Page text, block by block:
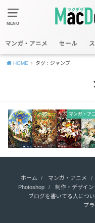
MENU
マンガ・アニメ セール
HOME タグ : ジャンプ
マンガ・ア
ホーム マンガ・アニメ
Photoshop
制作・デザイン
ブログを書いてる人につ
プ